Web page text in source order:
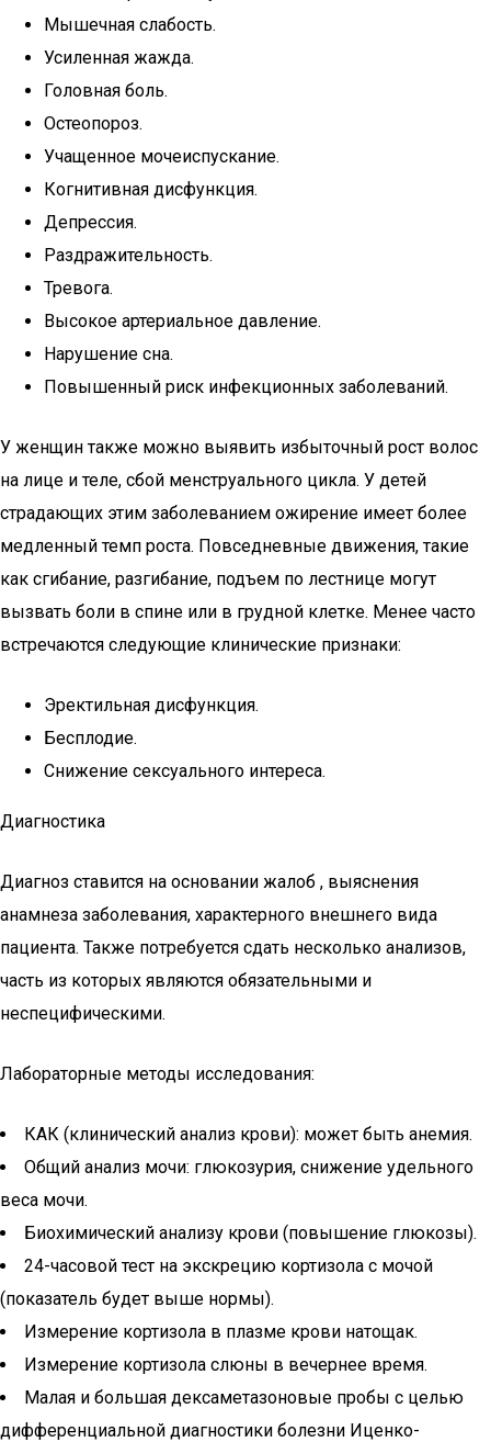
Мышечная слабость.
Усиленная жажда.
Головная боль.
Остеопороз.
Учащенное мочеиспускание.
Когнитивная дисфункция.
Депрессия.
Раздражительность.
Тревога.
Высокое артериальное давление.
Нарушение сна.
Повышенный риск инфекционных заболеваний.
У женщин также можно выявить избыточный рост волос
на лице и теле, сбой менструального цикла. У детей
страдающих этим заболеванием ожирение имеет более
медленный темп роста. Повседневные движения, такие
как сгибание, разгибание, подъем по лестнице могут
вызвать боли в спине или в грудной клетке. Менее часто
встречаются следующие клинические признаки:
Эректильная дисфункция.
Бесплодие.
Снижение сексуального интереса.
Диагностика
Диагноз ставится на основании жалоб , выяснения
анамнеза заболевания, характерного внешнего вида
пациента. Также потребуется сдать несколько анализов,
часть из которых являются обязательными и
неспецифическими.
Лабораторные методы исследования:
КАК (клинический анализ крови): может быть анемия.
Общий анализ мочи: глюкозурия, снижение удельного
веса мочи.
Биохимический анализу крови (повышение глюкозы).
24-часовой тест на экскрецию кортизола с мочой
(показатель будет выше нормы).
Измерение кортизола в плазме крови натощак.
Измерение кортизола слюны в вечернее время.
Малая и большая дексаметазоновые пробы с целью
дифференциальной диагностики болезни Иценко-